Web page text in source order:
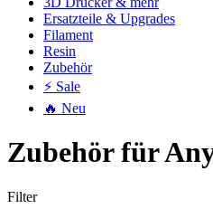
Ersatzteile & Upgrades
Filament
Resin
Zubehör
⚡ Sale
🔥 Neu
Zubehör für
Filter